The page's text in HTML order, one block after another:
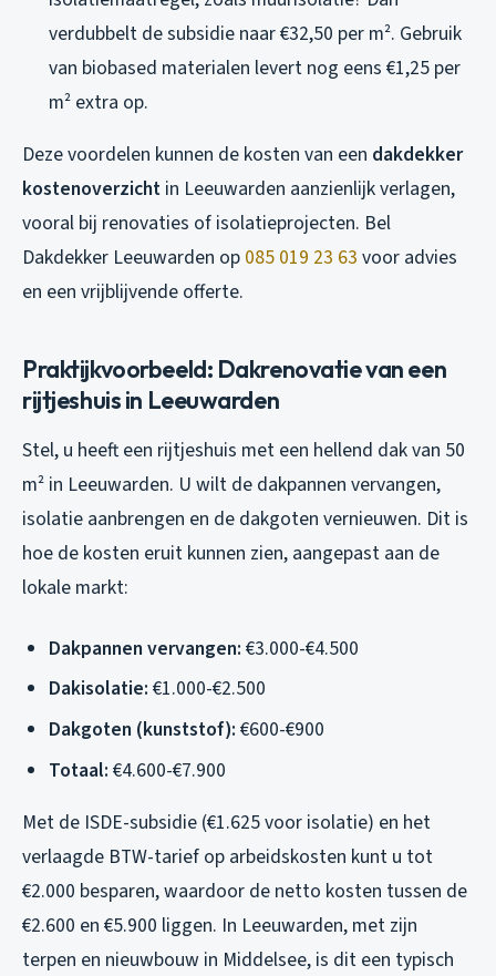
verdubbelt de subsidie naar €32,50 per m². Gebruik
van biobased materialen levert nog eens €1,25 per
m² extra op.
Deze voordelen kunnen de kosten van een dakdekker
kostenoverzicht in Leeuwarden aanzienlijk verlagen,
vooral bij renovaties of isolatieprojecten. Bel
Dakdekker Leeuwarden op 085 019 23 63 voor advies
en een vrijblijvende offerte.
Praktijkvoorbeeld: Dakrenovatie van een
rijtjeshuis in Leeuwarden
Stel, u heeft een rijtjeshuis met een hellend dak van 50
m² in Leeuwarden. U wilt de dakpannen vervangen,
isolatie aanbrengen en de dakgoten vernieuwen. Dit is
hoe de kosten eruit kunnen zien, aangepast aan de
lokale markt:
Dakpannen vervangen: €3.000-€4.500
Dakisolatie: €1.000-€2.500
Dakgoten (kunststof): €600-€900
Totaal: €4.600-€7.900
Met de ISDE-subsidie (€1.625 voor isolatie) en het
verlaagde BTW-tarief op arbeidskosten kunt u tot
€2.000 besparen, waardoor de netto kosten tussen de
€2.600 en €5.900 liggen. In Leeuwarden, met zijn
terpen en nieuwbouw in Middelsee, is dit een typisch